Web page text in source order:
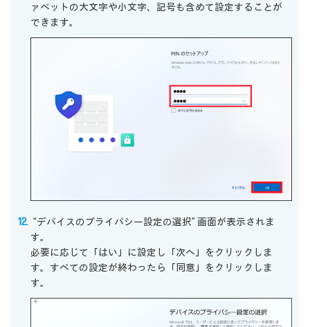
ァベットの大文字や小文字、記号も含めて設定することが
できます。
“デバイスのプライバシー設定の選択” 画面が表示されま
す。
必要に応じて「はい」に設定し「次へ」をクリックしま
す。すべての設定が終わったら「同意」をクリックしま
す。